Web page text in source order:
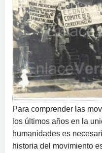
Para comprender las
los últimos años en la
humanidades es
historia del movimiento